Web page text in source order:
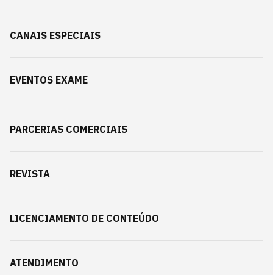
CANAIS ESPECIAIS
EVENTOS EXAME
PARCERIAS COMERCIAIS
REVISTA
LICENCIAMENTO DE CONTEÚDO
ATENDIMENTO